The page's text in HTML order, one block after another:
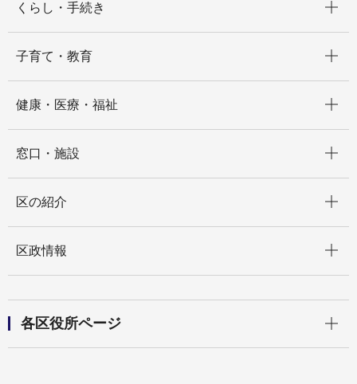
くらし・手続き
子育て・教育
健康・医療・福祉
窓口・施設
区の紹介
区政情報
各区役所ページ